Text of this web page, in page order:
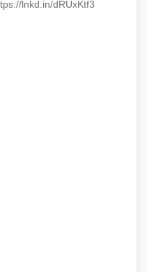
lnkd.in/dRUxKtf3